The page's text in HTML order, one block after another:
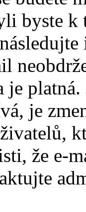
byste k
je
je
že e-